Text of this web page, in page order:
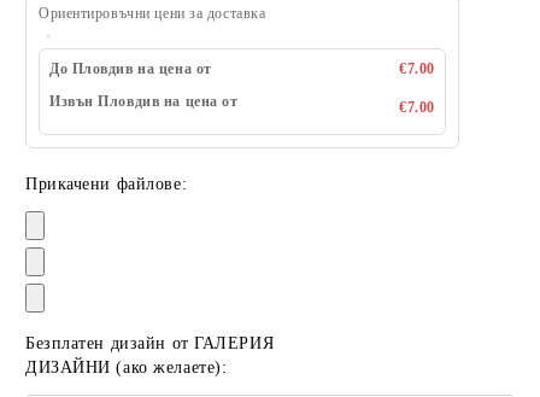
Ориентировъчни цени за доставка
До Пловдив на цена от
€7.00
Извън Пловдив на цена от
€7.00
Прикачени файлове:
Безплатен дизайн от ГАЛЕРИЯ
ДИЗАЙНИ (ако желаете):